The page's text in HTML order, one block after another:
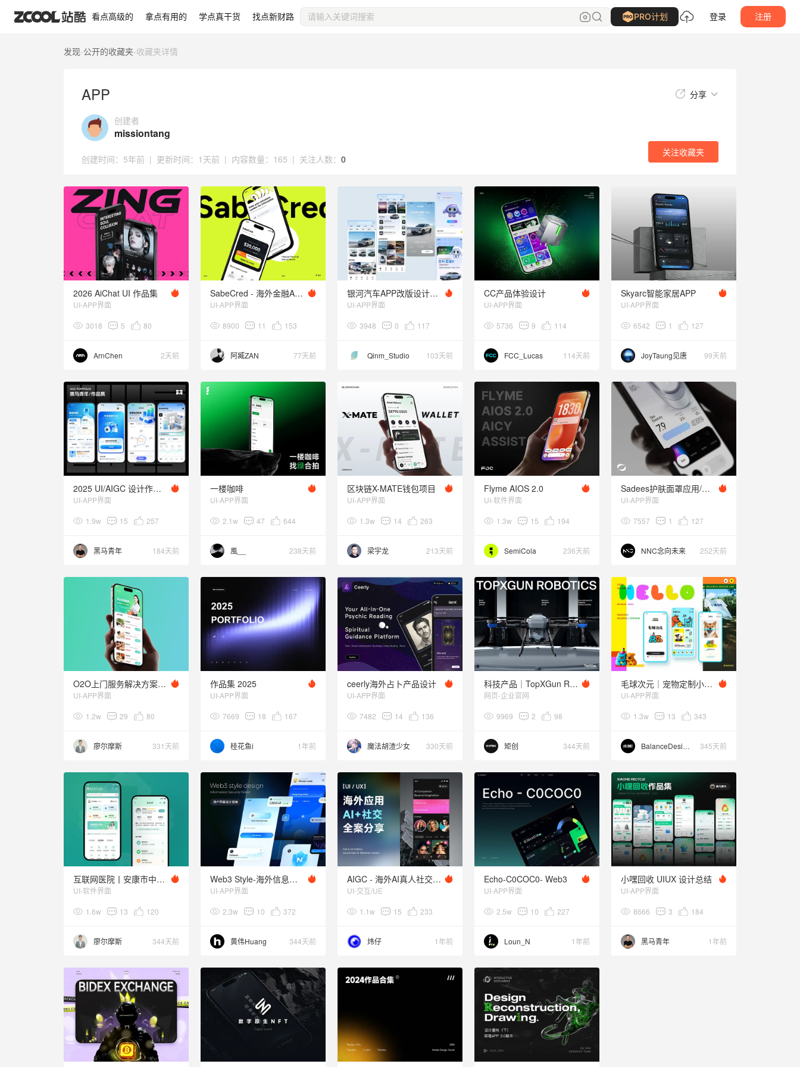
看点高级的 拿点有用的 学点真干货 找点新财路 PRO计划 登录 注册
发现-公开的收藏夹-收藏夹详情
APP 分享
创建者
missiontang
创建时间： 5年前 | 更新时间： 1天前 | 内容数量： 165 | 关注人数： 0
关注收藏夹
APP 关注 收藏夹
2026 AiChat UI 作品集
UI-APP界面
3018 5 80
ArnChen 2天前
SabeCred - 海外金融APP
UI-APP界面
8900 11 153
阿臧ZAN 77天前
银河汽车APP改版设计分享
UI-APP界面
3948 0 117
Qinm_Studio 103天前
CC产品体验设计
UI-APP界面
5736 9 114
FCC_Lucas 114天前
Skyarc智能家居APP
UI-APP界面
6542 1 127
JoyTaung见唐 99天前
2025 UI/AIGC 设计作品集
UI-APP界面
1.9w 15 257
黑马青年 184天前
一楼咖啡
UI-APP界面
2.1w 47 644
風__ 238天前
区块链X-MATE钱包项目
UI-APP界面
1.3w 14 263
梁宇龙 213天前
Flyme AIOS 2.0
UI-软件界面
1.3w 15 194
SemiCola 236天前
Sadees护肤面罩应用/Application
UI-APP界面
7557 1 127
NNC念向未来 252天前
O2O上门服务解决方案设计①丨心约到家APP设计
UI-APP界面
1.2w 29 80
廖尔摩斯 331天前
作品集 2025
UI-APP界面
7669 18 167
桂花鱼i 1年前
ceerly海外占卜产品设计
UI-APP界面
7482 14 136
魔法胡渣少女 330天前
科技产品｜TopXGun Robotics 无人机飞行
网页-企业官网
9969 2 98
矩创 344天前
毛球次元｜宠物定制小程序
UI-APP界面
1.3w 13 343
BalanceDesignLab 345天前
互联网医院丨安康市中心医院微信小程序升级方案
UI-软件界面
1.6w 13 120
廖尔摩斯 344天前
Web3 Style-海外信息安全项目改版提案
UI-APP界面
2.3w 10 372
黄伟Huang 344天前
AIGC - 海外AI真人社交项目总结
UI-交互/UE
1.1w 15 233
炜仔 1年前
Echo-C0COC0- Web3
UI-APP界面
2.5w 10 227
Loun_N 1年前
小嘿回收 UIUX 设计总结
UI-APP界面
8666 3 184
黑马青年 1年前